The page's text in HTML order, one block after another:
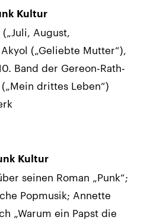
Kultur
August,
(„Geliebte Mutter“),
Band der Gereon-Rath-
drittes Leben“)
Kultur
seinen Roman „Punk“;
Popmusik; Annette
„Warum ein Papst die